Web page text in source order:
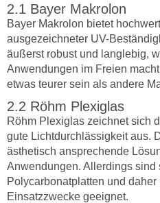
Bayer Makrolon
Bayer Makrolon bietet
ausgezeichneter UV-
äußerst robust und langlebig,
Anwendungen im Freien
etwas teurer sein als andere
Röhm Plexiglas
Röhm Plexiglas zeichnet sich
gute Lichtdurchlässigkeit aus.
ästhetisch ansprechende
Anwendungen. Allerdings
Polycarbonatplatten und
Einsatzzwecke geeignet.